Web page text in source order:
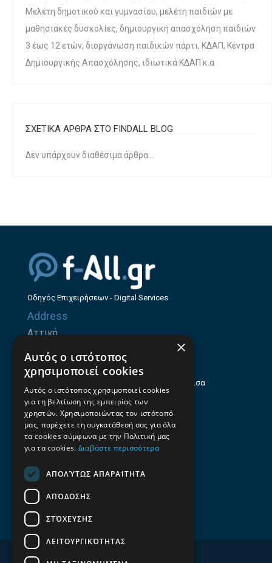
Μελέτη δημοτικού και γυμνασίου, μελέτη παιδιών με
μαθησιακές δυσκολίες, δημιουργική απασχόληση παιδιών
3 έως 12 ετών, διοργάνωση παιδικών πάρτι, ΚΔΑΠ, Κέντρα
Δημιουργικής Απασχόλησης, ιδιωτικά ΚΔΑΠ κ.α
ΣΧΕΤΙΚΑ ΑΡΘΡΑ ΣΤΟ FINDALL BLOG
Δεν υπάρχουν διαθέσιμα άρθρα...
Οδηγός Επιχειρήσεων - Digital Services
Address
Αττική
Θεσσαλία
Ηρώων Πολυτεχνείου 214 (1ος Όροφος), Λάρισα
Επαγγελματικός οδηγός Λάρισας
Emails
Contacts
+30 2106100088
+30 2410533884
×
Αυτός ο ιστότοπος
χρησιμοποιεί cookies
Αυτός ο ιστότοπος χρησιμοποιεί cookies
για τη βελτίωση της εμπειρίας των
χρηστών. Χρησιμοποιώντας τον ιστότοπό
μας, παρέχετε τη συγκατάθεσή σας για όλα
τα cookies σύμφωνα με την Πολιτική μας
για τα cookies. Διαβάστε περισσότερα
ΑΠΟΛΎΤΩΣ ΑΠΑΡΑΊΤΗΤΑ
ΑΠΌΔΟΣΗΣ
ΣΤΌΧΕΥΣΗΣ
ΛΕΙΤΟΥΡΓΙΚΌΤΗΤΑΣ